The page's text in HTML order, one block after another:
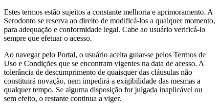
Estes termos estão sujeitos a constante melhoria e aprimoramento. A
Serodonto se reserva ao direito de modificá-los a qualquer momento,
para adequação e conformidade legal. Cabe ao usuário verificá-lo
sempre que efetuar o acesso.
Ao navegar pelo Portal, o usuário aceita guiar-se pelos Termos de
Uso e Condições que se encontram vigentes na data de acesso. A
tolerância de descumprimento de quaisquer das cláusulas não
constituirá novação, nem impedirá a exigibilidade das mesmas a
qualquer tempo. Se alguma disposição for julgada inaplicável ou
sem efeito, o restante continua a viger.